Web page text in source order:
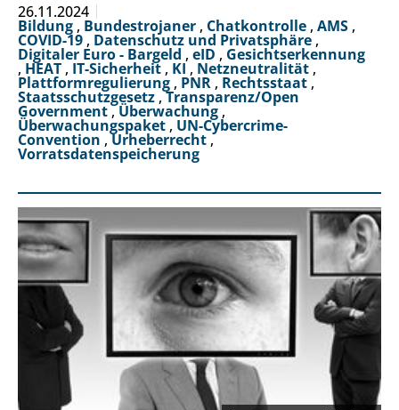
26.11.2024
Bildung , Bundestrojaner , Chatkontrolle , AMS ,
COVID-19 , Datenschutz und Privatsphäre ,
Digitaler Euro - Bargeld , eID , Gesichtserkennung
, HEAT , IT-Sicherheit , KI , Netzneutralität ,
Plattformregulierung , PNR , Rechtsstaat ,
Staatsschutzgesetz ,Transparenz/Open
Government,Überwachung ,
Überwachungspaket , UN-Cybercrime-
Convention ,Urheberrecht ,
Vorratsdatenspeicherung